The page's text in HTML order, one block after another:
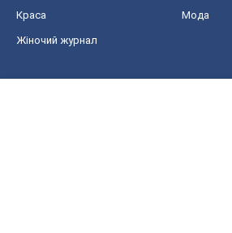
Краса Мода
Жіночий журнал